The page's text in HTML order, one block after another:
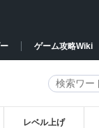
ゲーム攻略Wiki
レベル上げ